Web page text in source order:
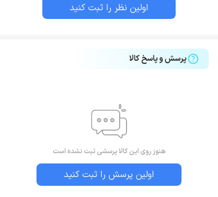
اولین نظر را ثبت کنید
پرسش و پاسخ کالا
هنوز روی این کالا پرسشی ثبت نشده است
اولین پرسش را ثبت کنید